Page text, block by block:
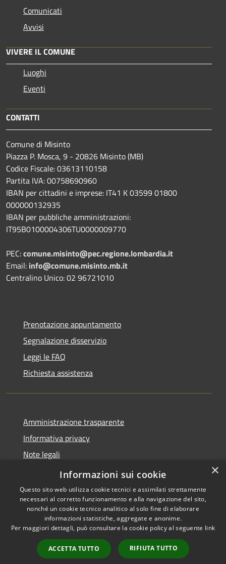
Comunicati
Avvisi
VIVERE IL COMUNE
Luoghi
Eventi
CONTATTI
Comune di Misinto
Piazza P. Mosca, 9 - 20826 Misinto (MB)
Codice Fiscale: 03613110158
Partita IVA: 00758690960
IBAN per cittadini e imprese: IT41 K 03599 01800
000000132935
IBAN per pubbliche amministrazioni:
IT95B0100004306TU0000009770
PEC:comune.misinto@pec.regione.lombardia.it
Email: info@comune.misinto.mb.it
Centralino Unico: 02 96721010
Prenotazione appuntamento
Segnalazione disservizio
Leggi le FAQ
Richiesta assistenza
Amministrazione trasparente
Informativa privacy
Note legali
Dichiarazione di accessibilità
Accessibilità
Copyright © 2026 • Comune di
Misinto • Powered by
Municipium•
Accesso
redazione
×
Informazioni sui cookie
Questo sito web utilizza cookie tecnici e assimilati strettamente
necessari al corretto funzionamento e alla navigazione del sito,
nonché un cookie tecnico analitico al solo fine di elaborare
informazioni statistiche, aggregate e anonime.
Per maggiori dettagli, può consultare la cookie policy al seguente link
ACCETTA TUTTO RIFIUTA TUTTO